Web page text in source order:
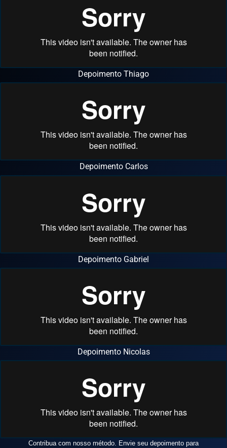
Depoimento Thiago
Depoimento Carlos
Depoimento Gabriel
Depoimento Nicolas
Contribua com nosso método. Envie seu depoimento para